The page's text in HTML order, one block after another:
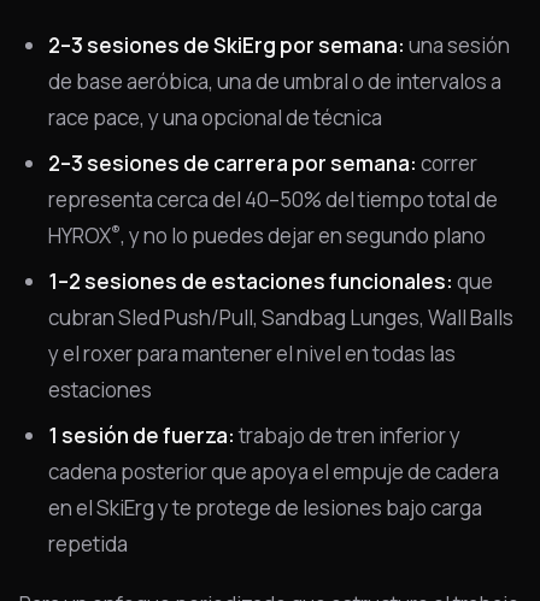
2–3 sesiones de SkiErg por semana: una sesión
de base aeróbica, una de umbral o de intervalos a
race pace, y una opcional de técnica
2–3 sesiones de carrera por semana: correr
representa cerca del 40–50% del tiempo total de
HYROX®, y no lo puedes dejar en segundo plano
1–2 sesiones de estaciones funcionales: que
cubran Sled Push/Pull, Sandbag Lunges, Wall Balls
y el roxer para mantener el nivel en todas las
estaciones
1 sesión de fuerza:trabajo de tren inferior y
cadena posterior que apoya el empuje de cadera
en el SkiErg y te protege de lesiones bajo carga
repetida